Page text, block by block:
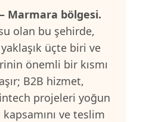
Marmara bölgesi.
olan bu şehirde,
üçte biri ve
önemli bir kısmı
B2B hizmet,
projeleri yoğun
ve teslim